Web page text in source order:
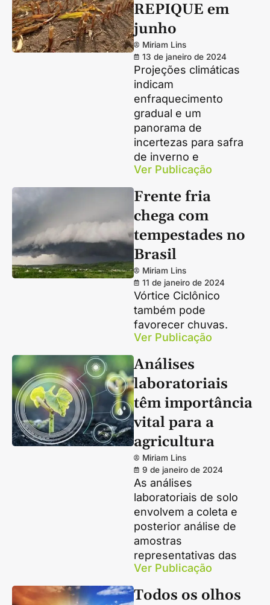
REPIQUE em
junho
Miriam Lins
13 de janeiro de 2024
Projeções climáticas
indicam
enfraquecimento
gradual e um
panorama de
incertezas para safra
de inverno e
Ver Publicação
Frente fria
chega com
tempestades no
Brasil
Miriam Lins
11 de janeiro de 2024
Vórtice Ciclônico
também pode
favorecer chuvas.
Ver Publicação
Análises
laboratoriais
têm importância
vital para a
agricultura
Miriam Lins
9 de janeiro de 2024
As análises
laboratoriais de solo
envolvem a coleta e
posterior análise de
amostras
representativas das
Ver Publicação
Todos os olhos